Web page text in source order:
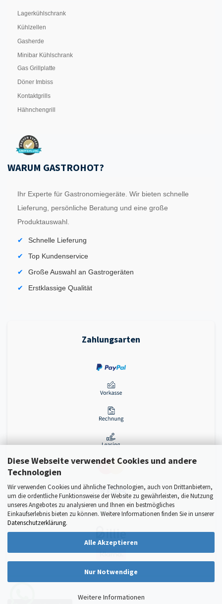
Diese Webseite verwendet Cookies und andere
Technologien
Wir verwenden Cookies und ähnliche Technologien, auch von Drittanbietern,
um die ordentliche Funktionsweise der Website zu gewährleisten, die Nutzung
unseres Angebotes zu analysieren und Ihnen ein bestmögliches
Einkaufserlebnis bieten zu können. Weitere Informationen finden Sie in unserer
Datenschutzerklärung.
Alle Akzeptieren
Nur Notwendige
Weitere Informationen
Lagerkühlschrank
Kühlzellen
Gasherde
Minibar Kühlschrank
Gas Grillplatte
Döner Imbiss
Kontaktgrills
Hähnchengrill
WARUM GASTROHOT?
Ihr Experte für Gastronomiegeräte. Wir bieten schnelle
Lieferung, persönliche Beratung und eine große
Produktauswahl.
Schnelle Lieferung
Top Kundenservice
Große Auswahl an Gastrogeräten
Erstklassige Qualität
Zahlungsarten